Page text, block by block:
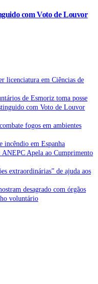
com Voto de Louvor
licenciatura em Ciências de
de Esmoriz toma posse
com Voto de Louvor
fogos em ambientes
incêndio em Espanha
Apela ao Cumprimento
extraordinárias” de ajuda aos
desagrado com órgãos
voluntário